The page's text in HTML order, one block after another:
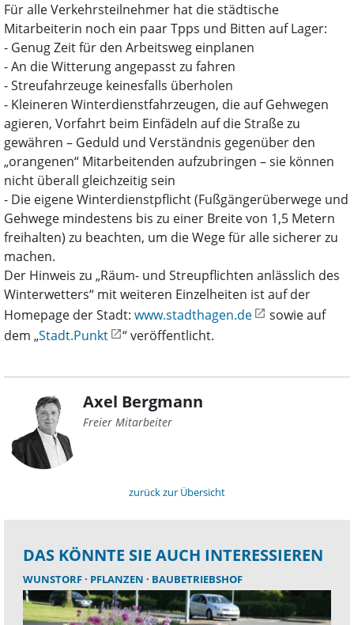
Für alle Verkehrsteilnehmer hat die städtische
Mitarbeiterin noch ein paar Tpps und Bitten auf Lager:
- Genug Zeit für den Arbeitsweg einplanen
- An die Witterung angepasst zu fahren
- Streufahrzeuge keinesfalls überholen
- Kleineren Winterdienstfahrzeugen, die auf Gehwegen
agieren, Vorfahrt beim Einfädeln auf die Straße zu
gewähren – Geduld und Verständnis gegenüber den
„orangenen“ Mitarbeitenden aufzubringen – sie können
nicht überall gleichzeitig sein
- Die eigene Winterdienstpflicht (Fußgängerüberwege und
Gehwege mindestens bis zu einer Breite von 1,5 Metern
freihalten) zu beachten, um die Wege für alle sicherer zu
machen.
Der Hinweis zu „Räum- und Streupflichten anlässlich des
Winterwetters“ mit weiteren Einzelheiten ist auf der
Homepage der Stadt: www.stadthagen.de
sowie auf
dem „Stadt.Punkt “ veröffentlicht.
Axel Bergmann
Freier Mitarbeiter
zurück zur Übersicht
DAS KÖNNTE SIE AUCH INTERESSIEREN
WUNSTORF PFLANZEN BAUBETRIEBSHOF